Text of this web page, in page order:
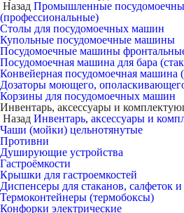
Назад Промышленные
(профессиональные)
Столы для посудомоечных машин
Купольные посудомоечные машины
Посудомоечные машины
Посудомоечная машина для бара
Конвейерная посудомоечная машина
Дозаторы моющего,
Корзины для посудомоечных машин
Инвентарь, аксессуары и
Назад Инвентарь, аксессуары и
Чаши (мойки) цельнотянутые
Противни
Душирующие устройства
Гастроёмкости
Крышки для гастроемкостей
Диспенсеры для стаканов, салфеток
Термоконтейнеры (термобоксы)
Конфорки электрические